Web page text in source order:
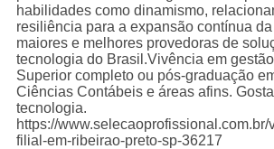
habilidades como dinamismo,
resiliência para a expansão contínua
maiores e melhores provedoras de
tecnologia do Brasil.Vivência em
Superior completo ou pós-graduação
Ciências Contábeis e áreas afins.
tecnologia.
https://
filial-em-ribeirao-preto-sp-36217